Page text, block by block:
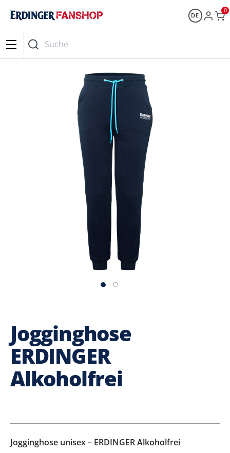
DE
0
Suche
Jogginghose
ERDINGER
Alkoholfrei
Jogginghose unisex – ERDINGER Alkoholfrei